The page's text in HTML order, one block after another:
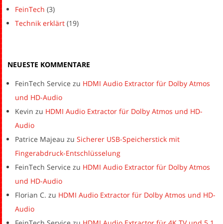
FeinTech (3)
Technik erklärt (19)
NEUESTE KOMMENTARE
FeinTech Service zu HDMI Audio Extractor für Dolby Atmos
und HD-Audio
Kevin zu HDMI Audio Extractor für Dolby Atmos und HD-
Audio
Patrice Majeau zu Sicherer USB-Speicherstick mit
Fingerabdruck-Entschlüsselung
FeinTech Service zu HDMI Audio Extractor für Dolby Atmos
und HD-Audio
Florian C. zu HDMI Audio Extractor für Dolby Atmos und HD-
Audio